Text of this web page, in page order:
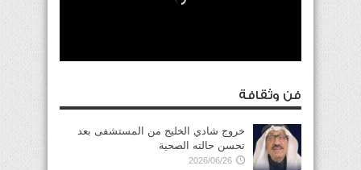
فن وثقافة
خروج شادي الخليج من المستشفى بعد
تحسن حالته الصحية
2026/06/26